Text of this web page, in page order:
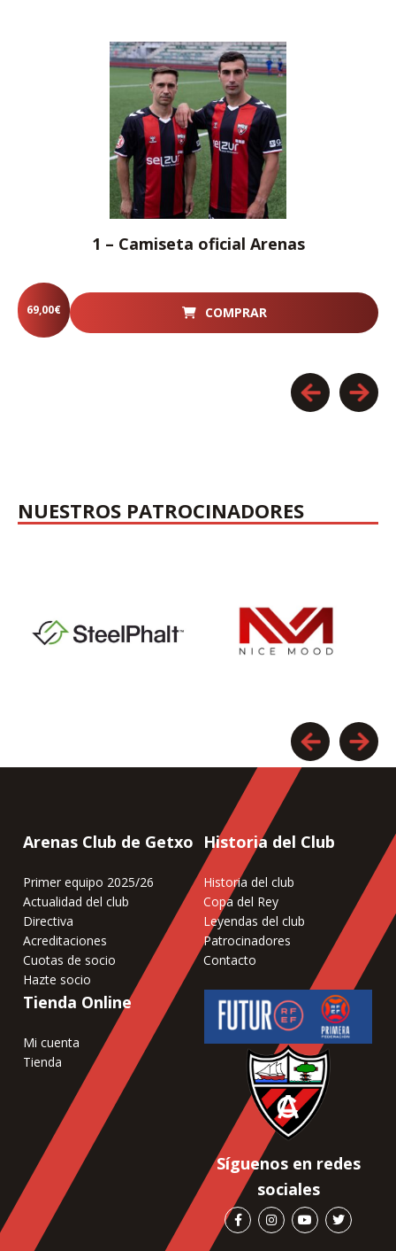
1 – Camiseta oficial Arenas
69,00€ COMPRAR
NUESTROS PATROCINADORES
Arenas Club de Getxo
Primer equipo 2025/26
Actualidad del club
Directiva
Acreditaciones
Cuotas de socio
Hazte socio
Historia del Club
Historia del club
Copa del Rey
Leyendas del club
Patrocinadores
Contacto
Tienda Online
Mi cuenta
Tienda
Síguenos en redes
sociales